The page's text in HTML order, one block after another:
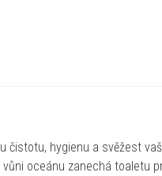
čistotu, hygienu a svěžest
oceánu zanechá toaletu